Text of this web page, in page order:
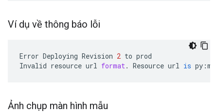
Ví dụ về thông báo lỗi
Error Deploying Revision 2 to prod
Invalid resource url format. Resource url is py :
Ảnh chụp màn hình mẫu